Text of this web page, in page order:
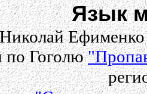
Язык
по Гоголю